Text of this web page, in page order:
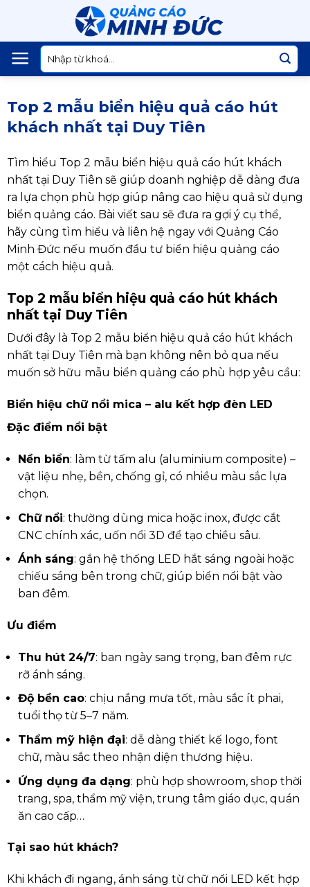
content
Tìm
kiếm:
Top 2 mẫu biển hiệu quả cáo hút
khách nhất tại Duy Tiên
Tìm hiểu Top 2 mẫu biển hiệu quả cáo hút khách
nhất tại Duy Tiên sẽ giúp doanh nghiệp dễ dàng đưa
ra lựa chọn phù hợp giúp nâng cao hiệu quả sử dụng
biển quảng cáo. Bài viết sau sẽ đưa ra gợi ý cụ thể,
hãy cùng tìm hiểu và liên hệ ngay với Quảng Cáo
Minh Đức nếu muốn đầu tư biển hiệu quảng cáo
một cách hiệu quả.
Top 2 mẫu biển hiệu quả cáo hút khách
nhất tại Duy Tiên
Dưới đây là Top 2 mẫu biển hiệu quả cáo hút khách
nhất tại Duy Tiên mà bạn không nên bỏ qua nếu
muốn sở hữu mẫu biển quảng cáo phù hợp yêu cầu:
Biển hiệu chữ nổi mica – alu kết hợp đèn LED
Đặc điểm nổi bật
Nền biển: làm từ tấm alu (aluminium composite) –
vật liệu nhẹ, bền, chống gỉ, có nhiều màu sắc lựa
chọn.
Chữ nổi: thường dùng mica hoặc inox, được cắt
CNC chính xác, uốn nổi 3D để tạo chiều sâu.
Ánh sáng: gắn hệ thống LED hắt sáng ngoài hoặc
chiếu sáng bên trong chữ, giúp biển nổi bật vào
ban đêm.
Ưu điểm
Thu hút 24/7: ban ngày sang trọng, ban đêm rực
rỡ ánh sáng.
Độ bền cao: chịu nắng mưa tốt, màu sắc ít phai,
tuổi thọ từ 5–7 năm.
Thẩm mỹ hiện đại: dễ dàng thiết kế logo, font
chữ, màu sắc theo nhận diện thương hiệu.
Ứng dụng đa dạng: phù hợp showroom, shop thời
trang, spa, thẩm mỹ viện, trung tâm giáo dục, quán
ăn cao cấp…
Tại sao hút khách?
Khi khách đi ngang, ánh sáng từ chữ nổi LED kết hợp